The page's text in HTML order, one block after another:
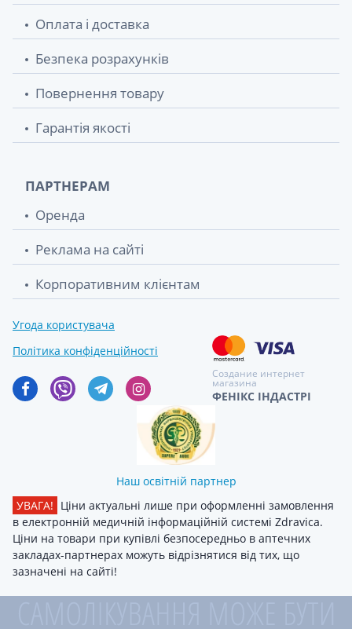
Оплата і доставка
Безпека розрахунків
Повернення товару
Гарантія якості
ПАРТНЕРАМ
Оренда
Реклама на сайті
Корпоративним клієнтам
Угода користувача
Політика конфіденційності
Создание интернет
магазина
ФЕНІКС ІНДАСТРІ
Наш освітній партнер
УВАГА! Ціни актуальні лише при оформленні замовлення
в електронній медичній інформаційній системі Zdravica.
Ціни на товари при купівлі безпосередньо в аптечних
закладах-партнерах можуть відрізнятися від тих, що
зазначені на сайті!